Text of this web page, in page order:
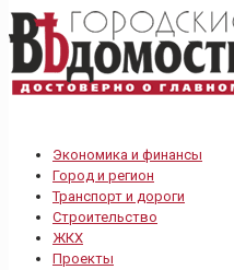
Экономика и финансы
Город и регион
Транспорт и дороги
Строительство
ЖКХ
Проекты